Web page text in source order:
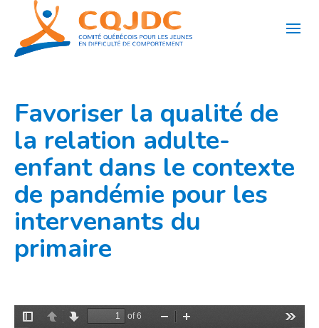
contenu
Favoriser la qualité de
la relation adulte-
enfant dans le contexte
de pandémie pour les
intervenants du
primaire